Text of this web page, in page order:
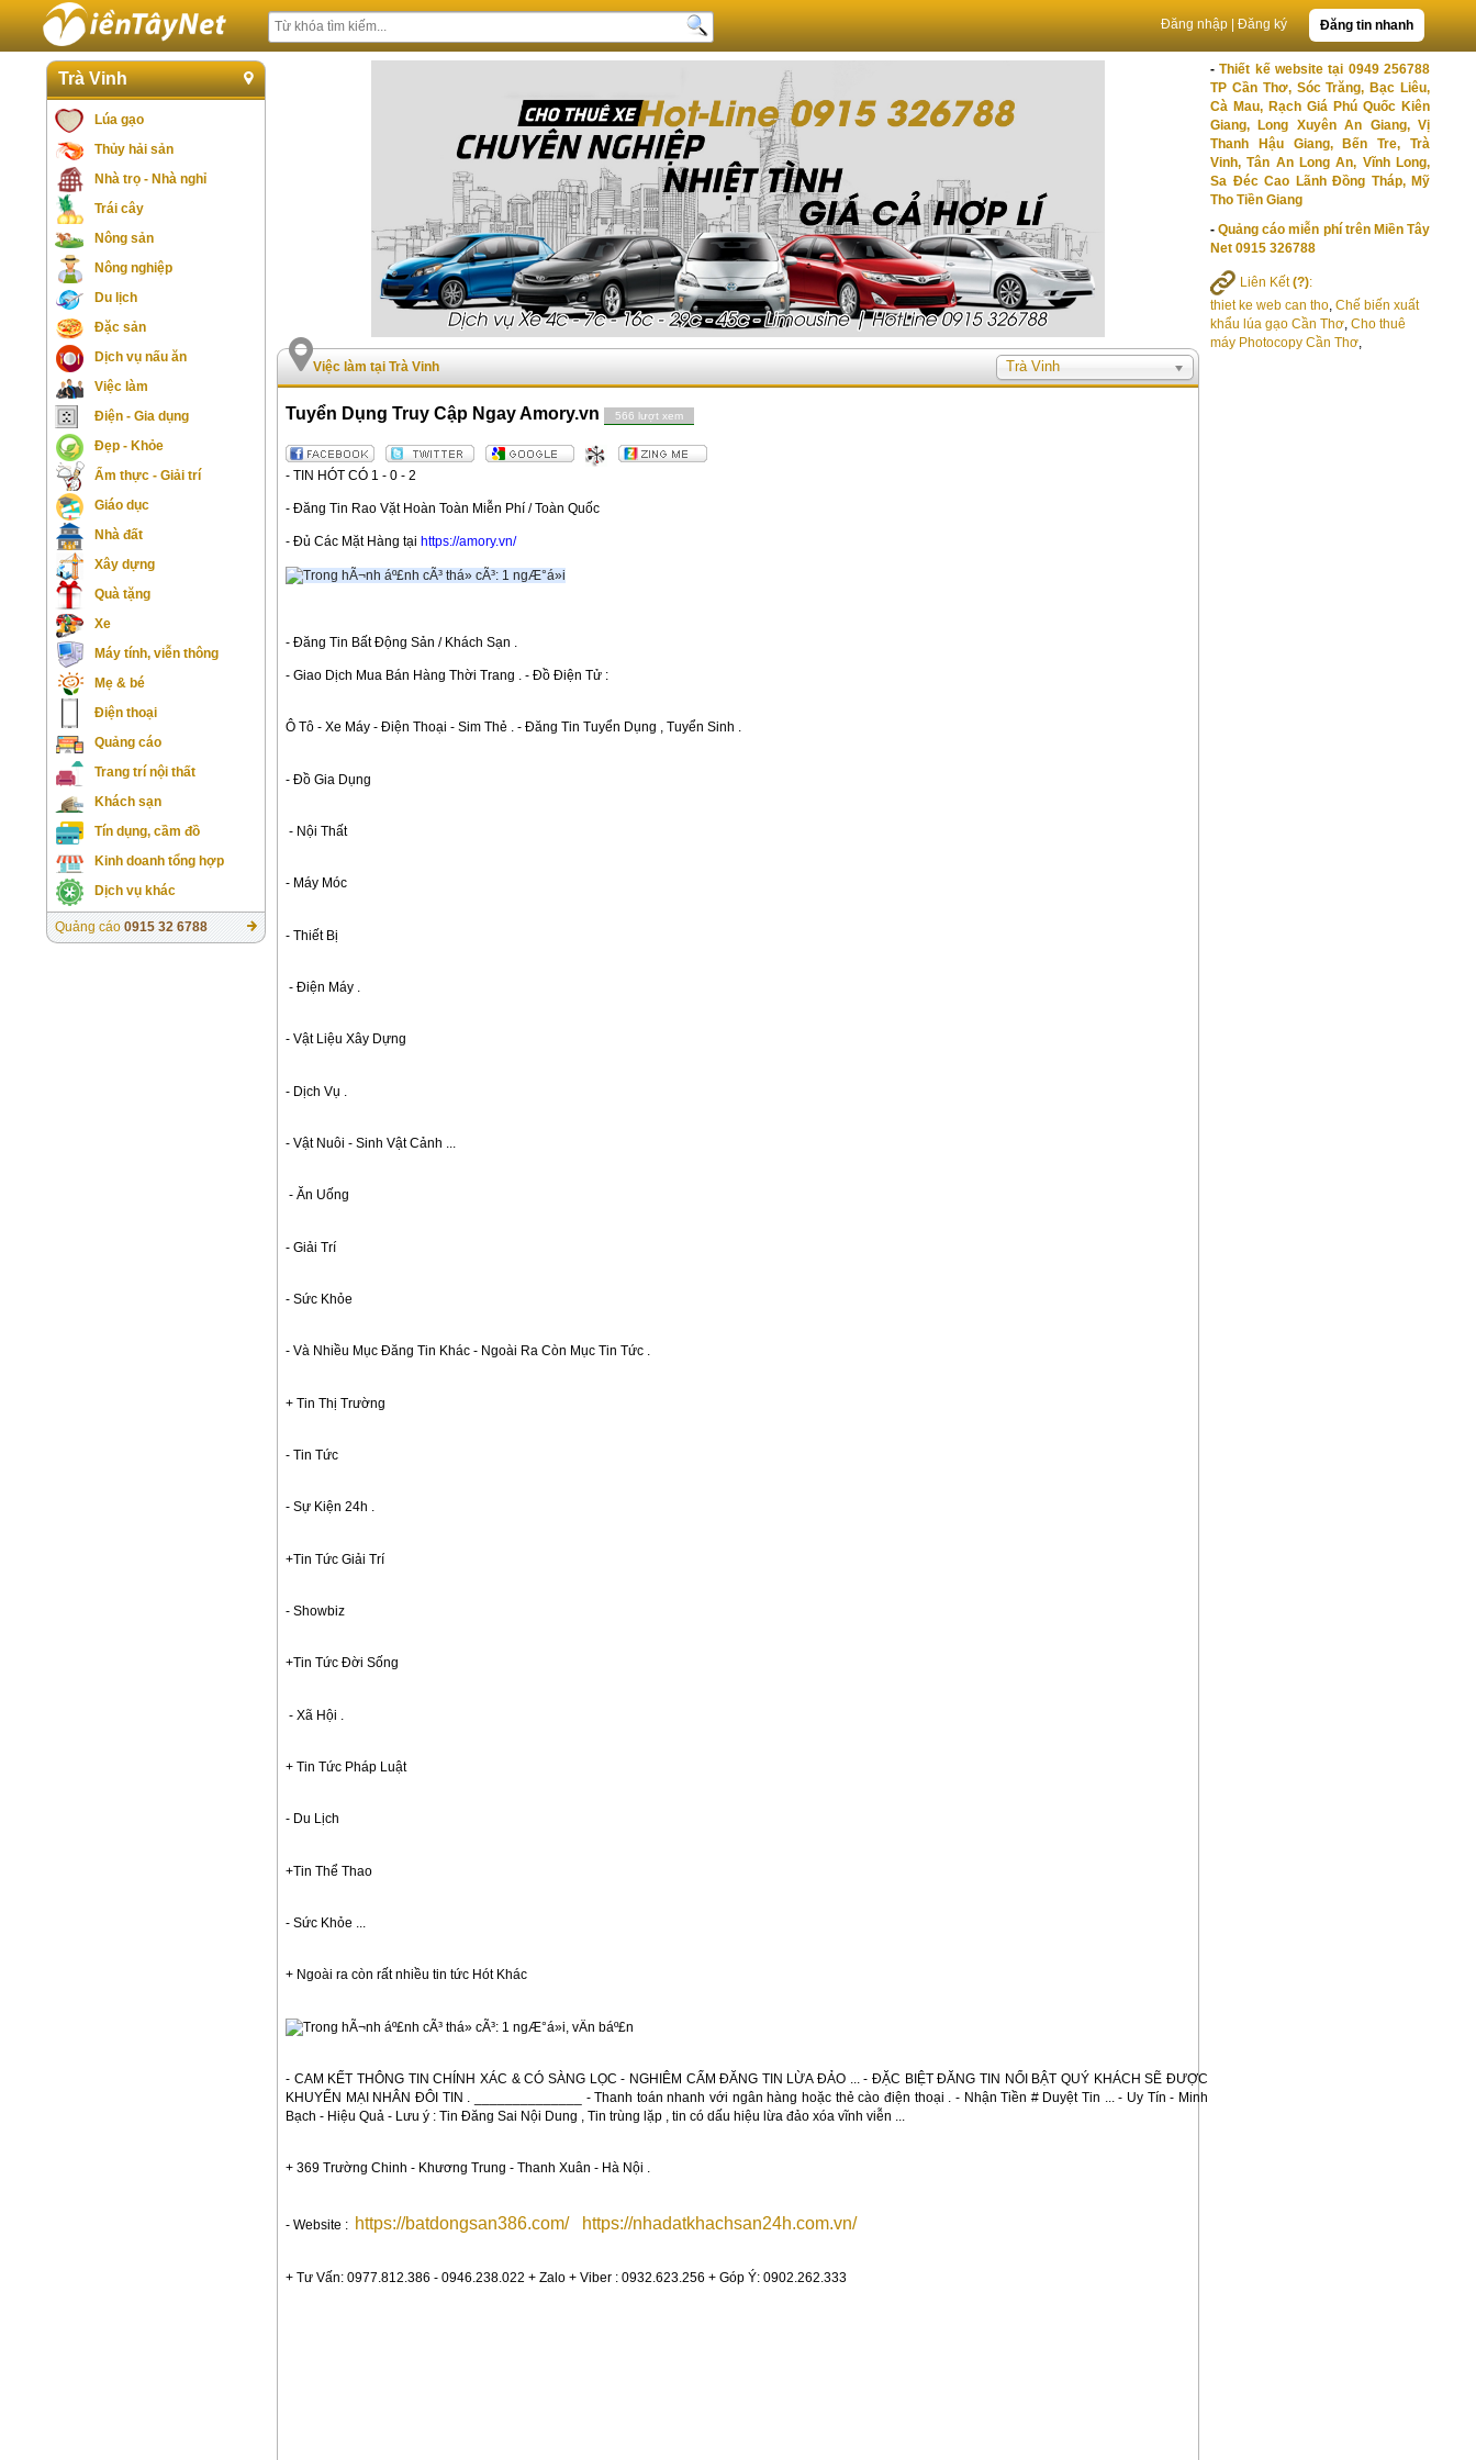
Đăng tin nhanh
Đăng nhập Đăng ký
Trà Vinh
Lúa gạo
Thủy hải sản
Nhà trọ - Nhà nghỉ
Trái cây
Nông sản
Nông nghiệp
Du lịch
Đặc sản
Dịch vụ nấu ăn
Việc làm
Điện - Gia dụng
Đẹp - Khỏe
Ẩm thực - Giải trí
Giáo dục
Nhà đất
Xây dựng
Quà tặng
Xe
Máy tính, viễn thông
Mẹ & bé
Điện thoại
Quảng cáo
Trang trí nội thất
Khách sạn
Tín dụng, cầm đồ
Kinh doanh tổng hợp
Dịch vụ khác
Quảng cáo 0915 32 6788
-Thiết kế website tại 0949 256788
TP Cần Thơ, Sóc Trăng, Bạc Liêu,
Cà Mau, Rạch Giá Phú Quốc Kiên
Giang, Long Xuyên An Giang, Vị
Thanh Hậu Giang, Bến Tre, Trà
Vinh, Tân An Long An, Vĩnh Long,
Sa Đéc Cao Lãnh Đồng Tháp, Mỹ
Tho Tiền Giang
-Quảng cáo miễn phí trên Miền Tây
Net 0915 326788
Liên Kết(?):
thiet ke web can tho, Chế biến xuất
khẩu lúa gạo Cần Thơ, Cho thuê
máy Photocopy Cần Thơ,
Việc làm tại Trà Vinh
Trà Vinh
Tuyển Dụng Truy Cập Ngay Amory.vn 566 lượt xem
- TIN HÓT CÓ 1 - 0 - 2
- Đăng Tin Rao Vặt Hoàn Toàn Miễn Phí / Toàn Quốc
- Đủ Các Mặt Hàng tại https://amory.vn/
- Đăng Tin Bất Động Sản / Khách Sạn .
- Giao Dịch Mua Bán Hàng Thời Trang . - Đồ Điện Tử :
Ô Tô - Xe Máy - Điện Thoại - Sim Thẻ . - Đăng Tin Tuyển Dụng , Tuyển Sinh .
- Đồ Gia Dụng
- Nội Thất
- Máy Móc
- Thiết Bị
- Điện Máy .
- Vật Liệu Xây Dựng
- Dịch Vụ .
- Vật Nuôi - Sinh Vật Cảnh ...
- Ăn Uống
- Giải Trí
- Sức Khỏe
- Và Nhiều Mục Đăng Tin Khác - Ngoài Ra Còn Mục Tin Tức .
+ Tin Thị Trường
- Tin Tức
- Sự Kiện 24h .
+Tin Tức Giải Trí
- Showbiz
+Tin Tức Đời Sống
- Xã Hội .
+ Tin Tức Pháp Luật
- Du Lịch
+Tin Thể Thao
- Sức Khỏe ...
+ Ngoài ra còn rất nhiều tin tức Hót Khác
- CAM KẾT THÔNG TIN CHÍNH XÁC & CÓ SÀNG LỌC - NGHIÊM CẤM ĐĂNG TIN LỪA ĐẢO ... - ĐẶC BIỆT ĐĂNG TIN NỔI BẬT QUÝ KHÁCH SẼ ĐƯỢC
KHUYẾN MẠI NHÂN ĐÔI TIN . ______________ - Thanh toán nhanh với ngân hàng hoặc thẻ cào điện thoại . - Nhận Tiền # Duyệt Tin ... - Uy Tín - Minh
Bạch - Hiệu Quả - Lưu ý : Tin Đăng Sai Nội Dung , Tin trùng lặp , tin có dấu hiệu lừa đảo xóa vĩnh viễn ...
+ 369 Trường Chinh - Khương Trung - Thanh Xuân - Hà Nội .
- Website : https://batdongsan386.com/ https://nhadatkhachsan24h.com.vn/
+ Tư Vấn: 0977.812.386 - 0946.238.022 + Zalo + Viber : 0932.623.256 + Góp Ý: 0902.262.333